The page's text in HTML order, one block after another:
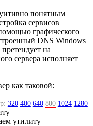
понятным
сервисов
графического
DNS Windows
на
сервера исполняет
как таковой:
320 400 640 800 1024 1280
утилиту